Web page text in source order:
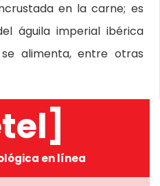
en la carne; es
águila imperial ibérica
alimenta, entre otras
en línea